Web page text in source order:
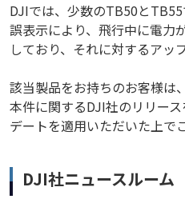
DJIでは、少数のTB50と
誤表示により、飛行中に電力
しており、それに対するアッ
該当製品をお持ちのお客様は
本件に関するDJI社のリリー
デートを適用いただいた上で
DJI社ニュースルーム